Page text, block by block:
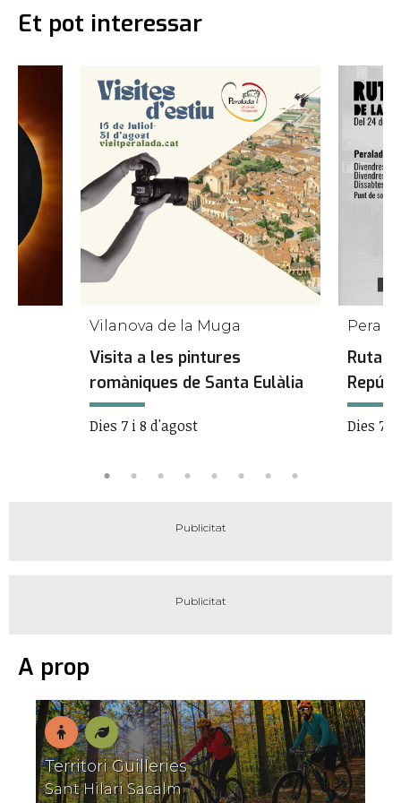
Et pot interessar
Vilanova de la Muga
Visita a les pintures
romàniques de Santa Eulàlia
Dies 7 i 8 d'agost
Ruta
Dies 7 i
A prop
En
família
Natura
Territori Guilleries
Sant Hilari Sacalm